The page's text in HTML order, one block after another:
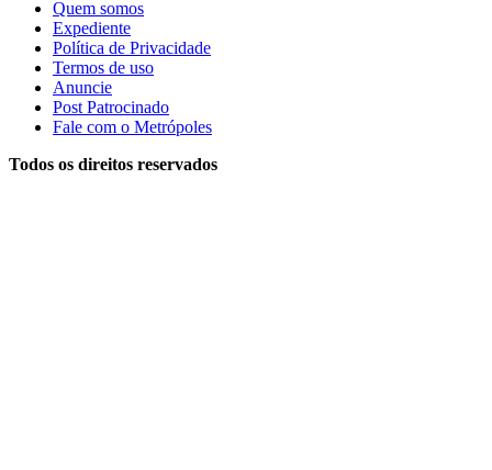
Quem somos
Expediente
Política de Privacidade
Termos de uso
Anuncie
Post Patrocinado
Fale com o Metrópoles
Todos os direitos reservados